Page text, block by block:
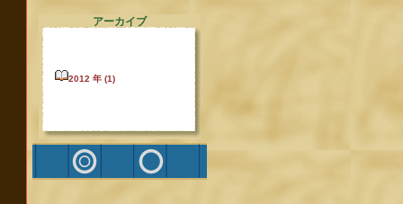
アーカイブ
2012 年 (1)